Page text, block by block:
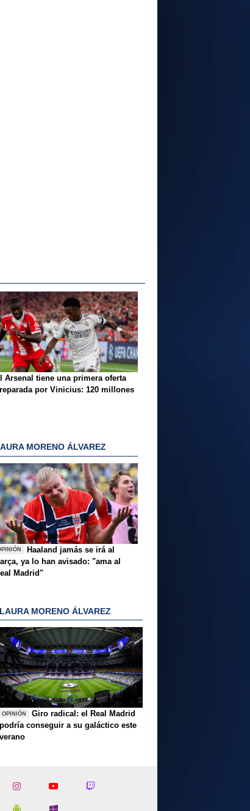
Arsenal tiene una primera oferta
por Vinicius: 120 millones
MORENO ÁLVAREZ
Haaland jamás se irá al
ya lo han avisado: "ama al
Madrid"
LAURA MORENO ÁLVAREZ
OPINIÓN
Giro radical: el Real Madrid
podría conseguir a su galáctico este
verano